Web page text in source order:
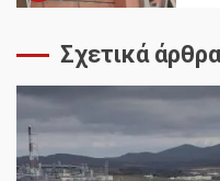
Σχετικά άρθρα